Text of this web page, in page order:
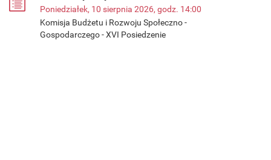
Poniedziałek, 10 sierpnia 2026, godz. 14:00
Komisja Budżetu i Rozwoju Społeczno -
Gospodarczego - XVI Posiedzenie